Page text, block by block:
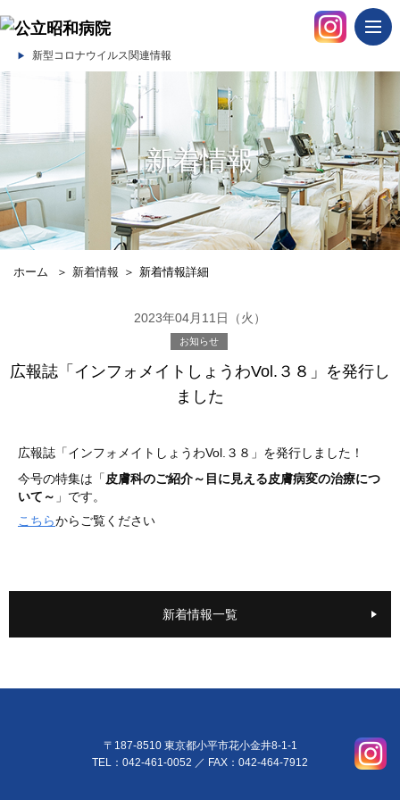
新型コロナウイルス関連情報
新着情報
ホーム ＞ 新着情報 ＞ 新着情報詳細
2023年04月11日（火）
お知らせ
広報誌「インフォメイトしょうわVol.３８」を発行し
ました
広報誌「インフォメイトしょうわVol.３８」を発行しました！
今号の特集は「 皮膚科のご紹介～目に見える皮膚病変の治療につ
いて～ 」です。
こちらからご覧ください
新着情報一覧
〒187-8510 東京都小平市花小金井8-1-1
TEL：042-461-0052 ／ FAX：042-464-7912